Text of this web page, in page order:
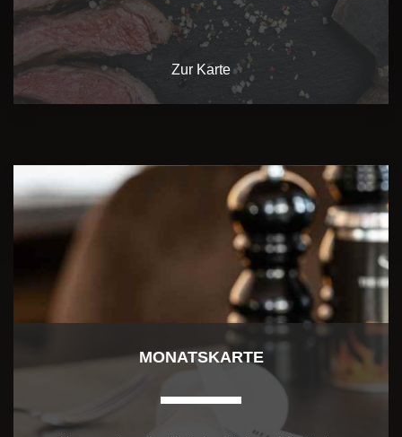
Zur Karte
MONATSKARTE